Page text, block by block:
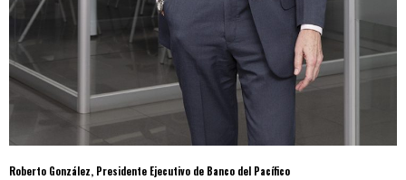
Roberto González, Presidente Ejecutivo de Banco del Pacífico